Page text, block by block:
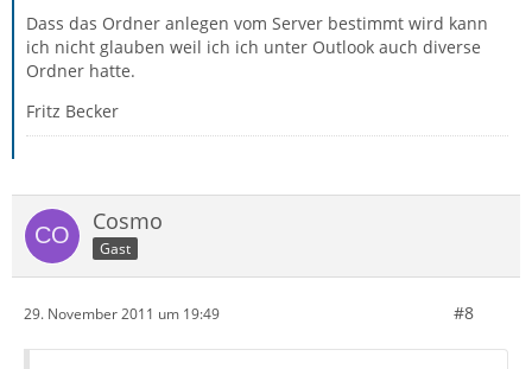
Dass das Ordner anlegen vom Server bestimmt wird kann
ich nicht glauben weil ich ich unter Outlook auch diverse
Ordner hatte.
Fritz Becker
Cosmo
Gast
29. November 2011 um 19:49 #8